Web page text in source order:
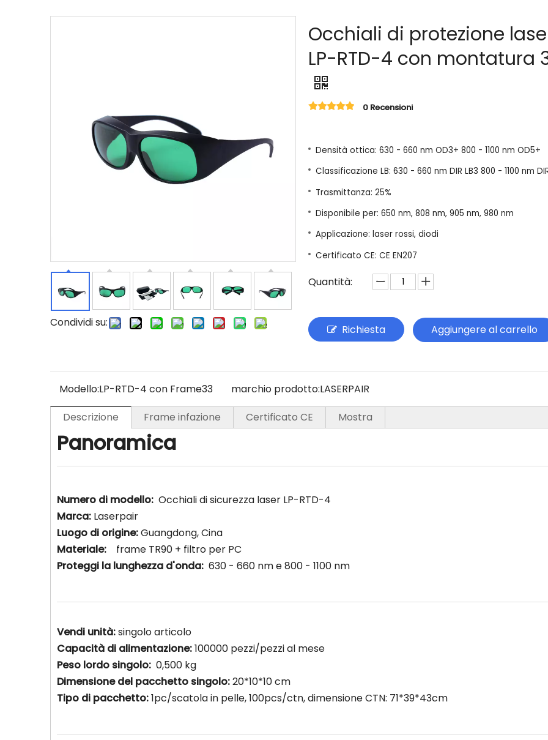
Condividi su:
Occhiali di protezione
LP-RTD-4 con montatura
0 Recensioni
Densità ottica: 630 - 660 nm OD3+ 800 - 1100 nm OD5+
Classificazione LB: 630 - 660 nm DIR LB3 800 - 1100 nm
Trasmittanza: 25%
Disponibile per: 650 nm, 808 nm, 905 nm, 980 nm
Applicazione: laser rossi, diodi
Certificato CE: CE EN207
Quantità:
Richiesta Aggiungere al carrello
Modello:LP-RTD-4 con Frame33 marchio prodotto:LASERPAIR
Descrizione
Frame infazione Certificato CE Mostra
Panoramica
Numero di modello: Occhiali di sicurezza laser LP-RTD-4
Marca: Laserpair
Luogo di origine:Guangdong, Cina
Materiale:
frame TR90 + filtro per PC
Proteggi la lunghezza d'onda: 630 - 660 nm e 800 - 1100 nm
Vendi unità:singolo articolo
Capacità di alimentazione:100000 pezzi/pezzi al mese
Peso lordo singolo: 0,500 kg
Dimensione del pacchetto singolo:20*10*10 cm
Tipo di pacchetto:1pc/scatola in pelle, 100pcs/ctn, dimensione CTN: 71*39*43cm